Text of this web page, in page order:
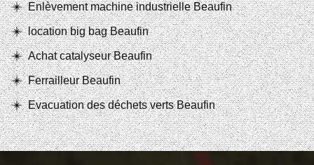
Enlèvement machine industrielle Beaufin
location big bag Beaufin
Achat catalyseur Beaufin
Ferrailleur Beaufin
Evacuation des déchets verts Beaufin